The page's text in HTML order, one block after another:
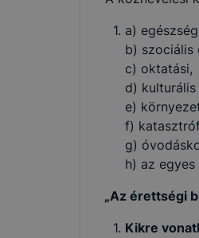
a)
b) szociális
c) oktatási,
d)
e)
f)
g)
h) az
„Az érettségi
Kikre